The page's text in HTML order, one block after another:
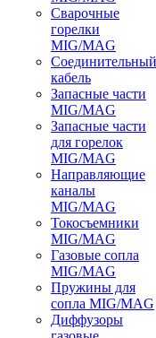
Сварочные
горелки
MIG/MAG
Соединительный
кабель
Запасные части
MIG/MAG
Запасные части
для горелок
MIG/MAG
Направляющие
каналы
MIG/MAG
Токосъемники
MIG/MAG
Газовые сопла
MIG/MAG
Пружины для
сопла MIG/MAG
Диффузоры